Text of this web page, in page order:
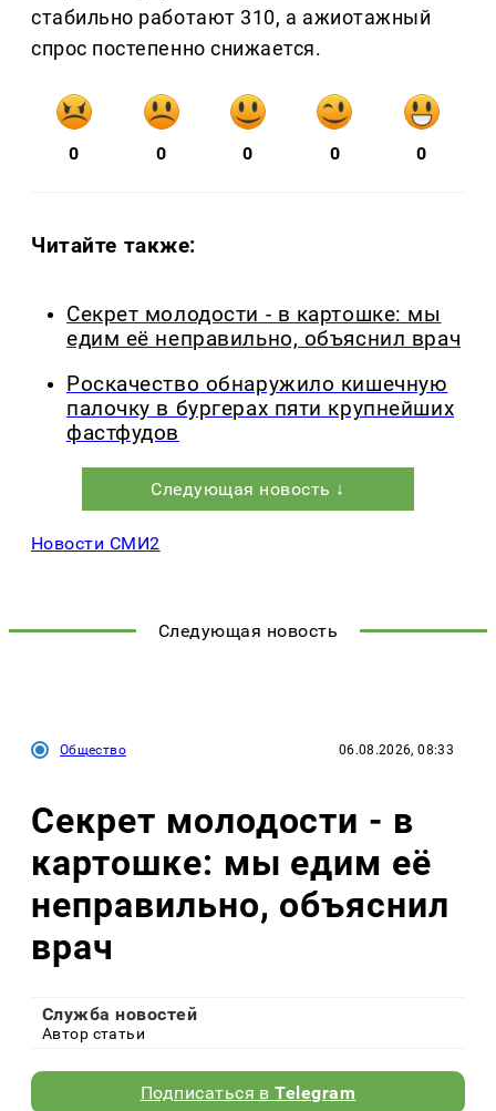
стабильно работают 310, а ажиотажный
спрос постепенно снижается.
0 0 0 0 0
Читайте также:
Секрет молодости - в картошке: мы
едим её неправильно, объяснил врач
Роскачество обнаружило кишечную
палочку в бургерах пяти крупнейших
фастфудов
Следующая новость ↓
Новости СМИ2
Следующая новость
Общество 06.08.2026, 08:33
Секрет молодости - в
картошке: мы едим её
неправильно, объяснил
врач
Служба новостей
Автор статьи
Подписаться вTelegram